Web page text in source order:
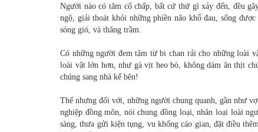
Người nào có tâm cố chấp, bất cứ thứ gì xảy đến, đều
ngộ, giải thoát khỏi những phiền não khổ đau, sống
sóng gió, và thăng trầm.
Có những người đem tâm từ bi chan rải cho những loài
loài vật lớn hơn, như gà vịt heo bò, không dám ăn thịt
chúng sang nhà kế bên!
Thế nhưng đối với, những người chung quanh, gần như
nghiệp đồng môn, nói chung đồng loại, nhân loại loài
sàng, thưa gửi kiện tụng, vu khống cáo gian, đặt điều